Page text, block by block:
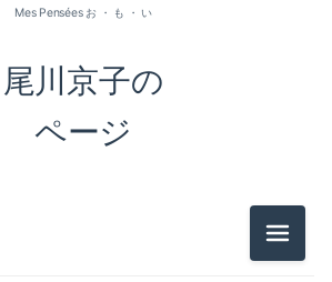
尾川京子の
ページ
Mes Pensées お ・ も ・ い
メニュ